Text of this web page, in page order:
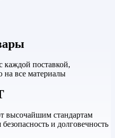
каждой поставкой,
на все материалы
высочайшим стандартам
и долговечность